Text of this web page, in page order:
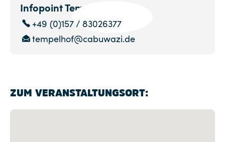
Infopoint Tempelhof
+49 (0)157 / 83026377
tempelhof@cabuwazi.de
ZUM VERANSTALTUNGSORT: